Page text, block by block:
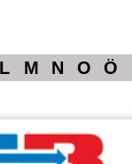
L M N O Ö